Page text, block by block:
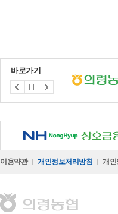
바로가기
NH 상호금융예금자보호기금
이용약관 개인정보처리방침 개인